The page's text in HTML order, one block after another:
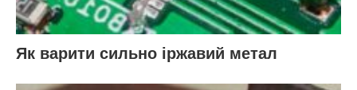
Як варити сильно іржавий метал